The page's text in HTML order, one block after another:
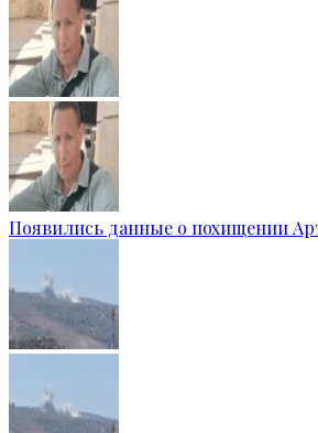
Появились данные о похищении